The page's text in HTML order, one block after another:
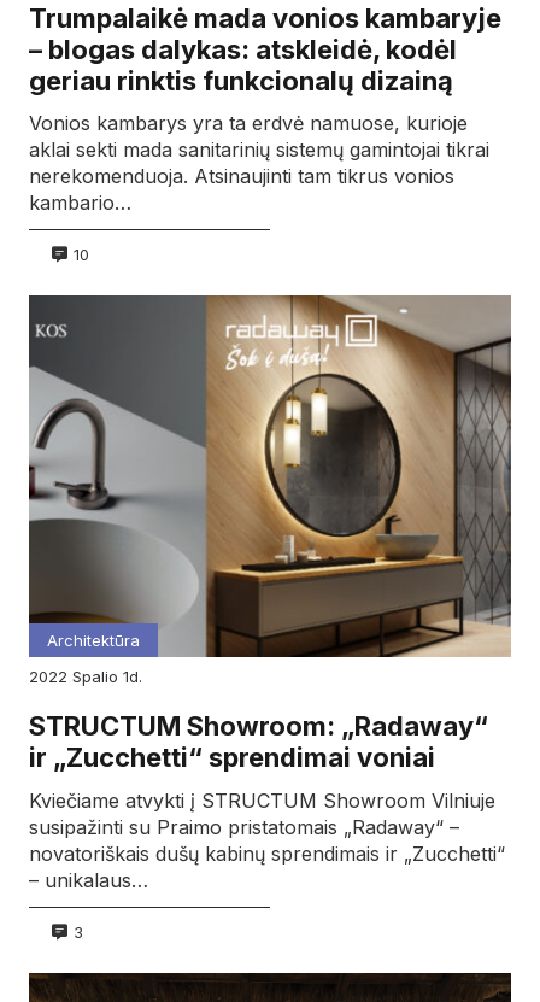
Trumpalaikė mada vonios kambaryje
– blogas dalykas: atskleidė, kodėl
geriau rinktis funkcionalų dizainą
Vonios kambarys yra ta erdvė namuose, kurioje
aklai sekti mada sanitarinių sistemų gamintojai tikrai
nerekomenduoja. Atsinaujinti tam tikrus vonios
kambario…
10
Architektūra
2022
spalio 1d.
STRUCTUM Showroom: „Radaway“
ir „Zucchetti“ sprendimai voniai
Kviečiame atvykti į STRUCTUM Showroom Vilniuje
susipažinti su Praimo pristatomais „Radaway“ –
novatoriškais dušų kabinų sprendimais ir „Zucchetti“
– unikalaus…
3